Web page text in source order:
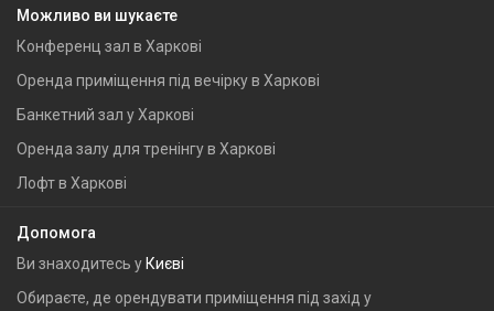
Можливо ви шукаєте
Конференц зал в Харкові
Оренда приміщення під вечірку в Харкові
Банкетний зал у Харкові
Оренда залу для тренінгу в Харкові
Лофт в Харкові
Допомога
Ви знаходитесь у Києві
Обираєте, де орендувати приміщення під захід у